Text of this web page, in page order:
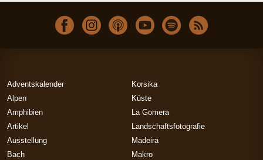
Adventskalender
Alpen
Amphibien
Artikel
Ausstellung
Bach
Korsika
Küste
La Gomera
Landschaftsfotografie
Madeira
Makro